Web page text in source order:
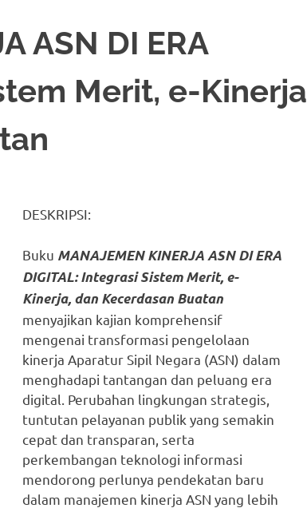
ASN DI ERA
Merit, e-Kinerja
DESKRIPSI:
Buku MANAJEMEN KINERJA ASN DI ERA
DIGITAL: Integrasi Sistem Merit, e-
Kinerja, dan Kecerdasan Buatan
menyajikan kajian komprehensif
mengenai transformasi pengelolaan
kinerja Aparatur Sipil Negara (ASN) dalam
menghadapi tantangan dan peluang era
digital. Perubahan lingkungan strategis,
tuntutan pelayanan publik yang semakin
cepat dan transparan, serta
perkembangan teknologi informasi
mendorong perlunya pendekatan baru
dalam manajemen kinerja ASN yang lebih